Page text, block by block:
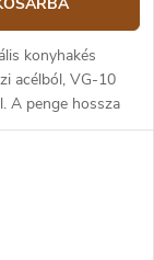
konyhakés
acélból, VG-10
A penge hossza
hossz 27 cm.